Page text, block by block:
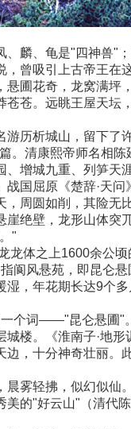
、麟、龟是"四神
曾吸引上古帝王在
圃花奇，龙窝满
苍。远眺王屋天
历析城山，留下
。清康熙帝师名相
增城九重、列笋天
国屈原《楚辞·天
周圆如削，其险
绝壁，龙形山体突
"
龙体之上1600余公
阆风悬苑，即昆仑
湿，年花期长达9个
个词——"昆仑悬圃"
楼。《淮南子·地
，十分神奇壮丽
雾轻拂，似幻似仙
的"好云山"（清代